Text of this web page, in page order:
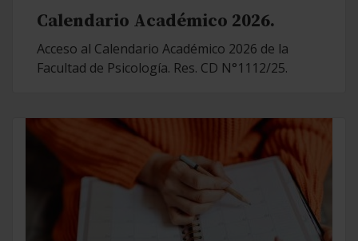
Calendario Académico 2026.
Acceso al Calendario Académico 2026 de la
Facultad de Psicología. Res. CD N°1112/25.